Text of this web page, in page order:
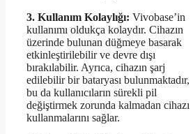
3. Kullanım Kolaylığı: Vivobase’in
kullanımı oldukça kolaydır. Cihazın
üzerinde bulunan düğmeye basarak
etkinleştirilebilir ve devre dışı
bırakılabilir. Ayrıca, cihazın şarj
edilebilir bir bataryası bulunmaktadır,
bu da kullanıcıların sürekli pil
değiştirmek zorunda kalmadan cihazı
kullanmalarını sağlar.